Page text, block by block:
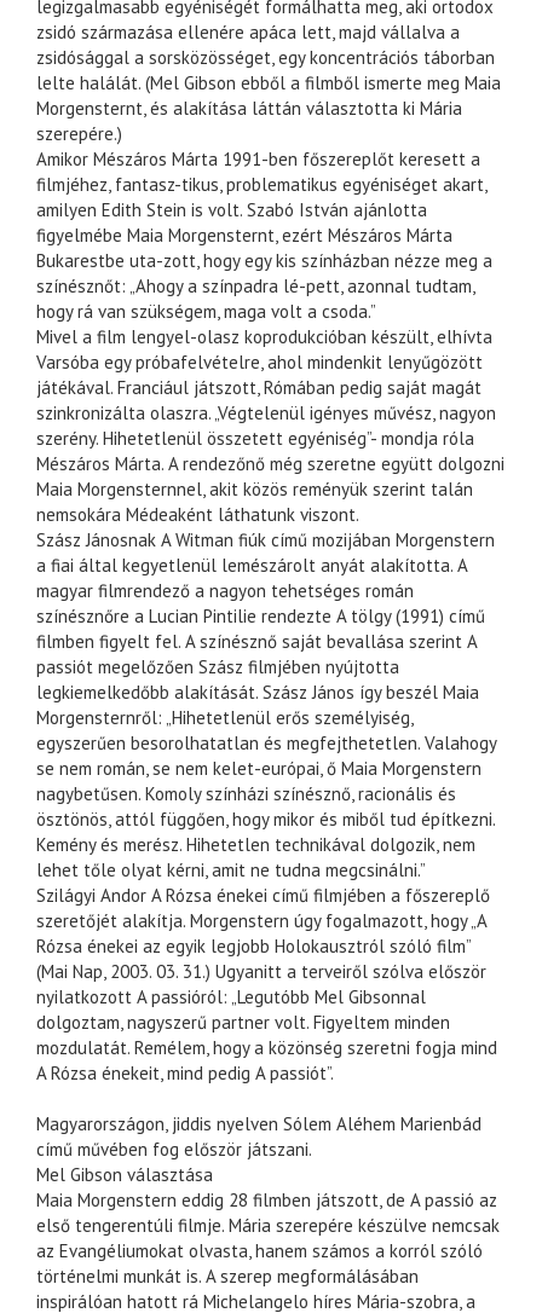
legizgalmasabb egyéniségét formálhatta meg, aki ortodox
zsidó származása ellenére apáca lett, majd vállalva a
zsidósággal a sorsközösséget, egy koncentrációs táborban
lelte halálát. (Mel Gibson ebből a filmből ismerte meg Maia
Morgensternt, és alakítása láttán választotta ki Mária
szerepére.)
Amikor Mészáros Márta 1991-ben főszereplőt keresett a
filmjéhez, fantasz-tikus, problematikus egyéniséget akart,
amilyen Edith Stein is volt. Szabó István ajánlotta
figyelmébe Maia Morgensternt, ezért Mészáros Márta
Bukarestbe uta-zott, hogy egy kis színházban nézze meg a
színésznőt: „Ahogy a színpadra lé-pett, azonnal tudtam,
hogy rá van szükségem, maga volt a csoda.”
Mivel a film lengyel-olasz koprodukcióban készült, elhívta
Varsóba egy próbafelvételre, ahol mindenkit lenyűgözött
játékával. Franciául játszott, Rómában pedig saját magát
szinkronizálta olaszra. „Végtelenül igényes művész, nagyon
szerény. Hihetetlenül összetett egyéniség”- mondja róla
Mészáros Márta. A rendezőnő még szeretne együtt dolgozni
Maia Morgensternnel, akit közös reményük szerint talán
nemsokára Médeaként láthatunk viszont.
Szász Jánosnak A Witman fiúk című mozijában Morgenstern
a fiai által kegyetlenül lemészárolt anyát alakította. A
magyar filmrendező a nagyon tehetséges román
színésznőre a Lucian Pintilie rendezte A tölgy (1991) című
filmben figyelt fel. A színésznő saját bevallása szerint A
passiót megelőzően Szász filmjében nyújtotta
legkiemelkedőbb alakítását. Szász János így beszél Maia
Morgensternről: „Hihetetlenül erős személyiség,
egyszerűen besorolhatatlan és megfejthetetlen. Valahogy
se nem román, se nem kelet-európai, ő Maia Morgenstern
nagybetűsen. Komoly színházi színésznő, racionális és
ösztönös, attól függően, hogy mikor és miből tud építkezni.
Kemény és merész. Hihetetlen technikával dolgozik, nem
lehet tőle olyat kérni, amit ne tudna megcsinálni.”
Szilágyi Andor A Rózsa énekei című filmjében a főszereplő
szeretőjét alakítja. Morgenstern úgy fogalmazott, hogy „A
Rózsa énekei az egyik legjobb Holokausztról szóló film”
(Mai Nap, 2003. 03. 31.) Ugyanitt a terveiről szólva először
nyilatkozott A passióról: „Legutóbb Mel Gibsonnal
dolgoztam, nagyszerű partner volt. Figyeltem minden
mozdulatát. Remélem, hogy a közönség szeretni fogja mind
A Rózsa énekeit, mind pedig A passiót”.
Magyarországon, jiddis nyelven Sólem Aléhem Marienbád
című művében fog először játszani.
Mel Gibson választása
Maia Morgenstern eddig 28 filmben játszott, de A passió az
első tengerentúli filmje. Mária szerepére készülve nemcsak
az Evangéliumokat olvasta, hanem számos a korról szóló
történelmi munkát is. A szerep megformálásában
inspirálóan hatott rá Michelangelo híres Mária-szobra, a